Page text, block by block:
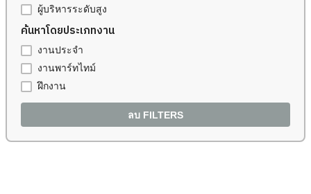
ผู้บริหารระดับสูง
ค้นหาโดยประเภทงาน
งานประจำ
งานพาร์ทไทม์
ฝึกงาน
ลบ FILTERS